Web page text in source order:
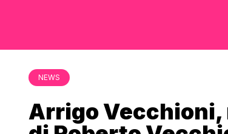
NEWS
Arrigo Vecchioni,